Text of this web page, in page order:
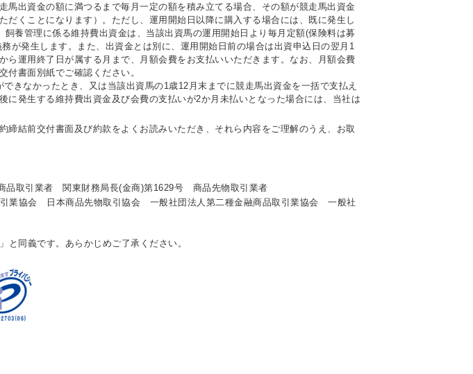
出資金の額に満つるまで毎月一定の額を積み立てる場合、その額が競走馬出資金
くことになります）。ただし、運用開始日以降に購入する場合には、既に発生し
養管理に係る維持費出資金は、当該出資馬の運用開始日より毎月定額(保険料は募
が発生します。また、出資金とは別に、運用開始日前の場合は出資申込日の翌月1
運用終了日が属する月まで、月額会費をお支払いいただきます。なお、月額会費
付書面別紙でご確認ください。
きなかったとき、又は当該出資馬の1歳12月末までに競走馬出資金を一括で支払え
発生する維持費出資金及び会費の支払いが2か月未払いとなった場合には、当社は
結前交付書面及び約款をよくお読みいただき、それら内容をご理解のうえ、お取
品取引業者 関東財務局長(金商)第1629号 商品先物取引業者
業協会 日本商品先物取引協会 一般社団法人第二種金融商品取引業協会 一般社
同義です。あらかじめご了承ください。